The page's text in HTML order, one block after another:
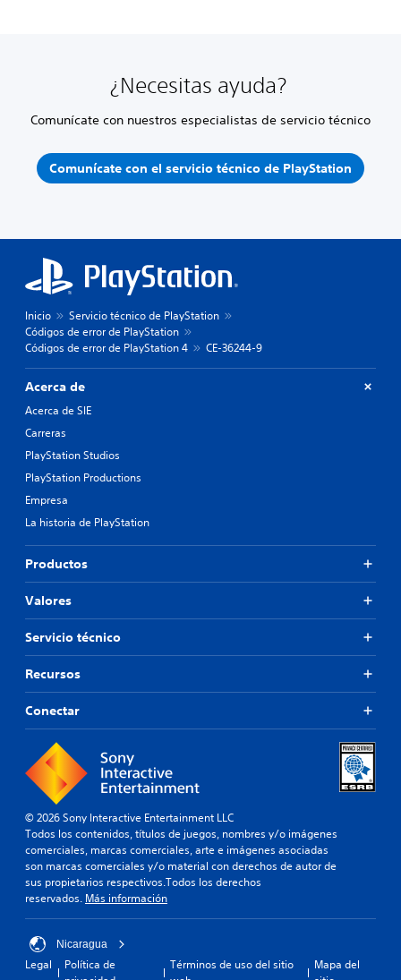
¿Necesitas ayuda?
Comunícate con nuestros especialistas de servicio técnico
Comunícate con el servicio técnico de PlayStation
Inicio
Servicio técnico de PlayStation
Códigos de error de PlayStation
Códigos de error de PlayStation 4
CE-36244-9
Acerca de
Acerca de SIE
Carreras
PlayStation Studios
PlayStation Productions
Empresa
La historia de PlayStation
Productos
Valores
Servicio técnico
Recursos
Conectar
© 2026 Sony Interactive Entertainment LLC
Todos los contenidos, títulos de juegos, nombres y/o imágenes
comerciales, marcas comerciales, arte e imágenes asociadas
son marcas comerciales y/o material con derechos de autor de
sus propietarios respectivos.Todos los derechos
reservados. Más información
Nicaragua
Legal
Política de
Términos de uso del sitio
Mapa del